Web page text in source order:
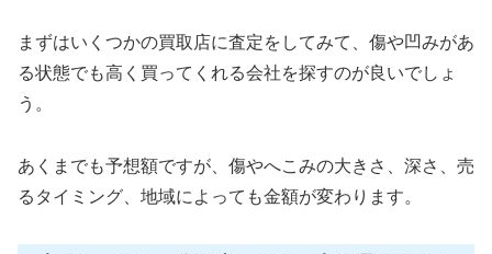
まずはいくつかの買取店に査定をしてみて、傷や凹みがあ
る状態でも高く買ってくれる会社を探すのが良いでしょ
う。
あくまでも予想額ですが、傷やへこみの大きさ、深さ、売
るタイミング、地域によっても金額が変わります。